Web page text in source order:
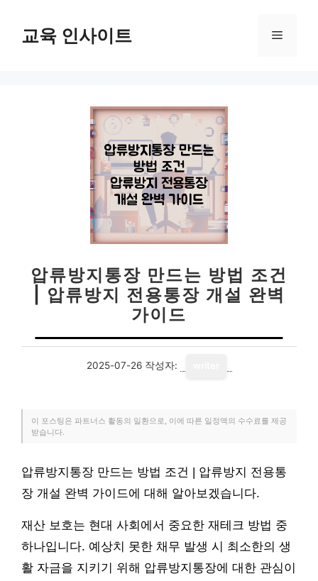
교육 인사이트 메
압류방지통장 만드는 방법 조건
| 압류방지 전용통장 개설 완벽
가이드
2025-07-26 작성자:
이 포스팅은 파트너스 활동의 일환으로, 이에 따른 일정액의 수수료를 제공
받습니다.
압류방지통장 만드는 방법 조건 | 압류방지 전용통
장 개설 완벽 가이드에 대해 알아보겠습니다.
재산 보호는 현대 사회에서 중요한 재테크 방법 중
하나입니다. 예상치 못한 채무 발생 시 최소한의 생
활 자금을 지키기 위해 압류방지통장에 대한 관심이